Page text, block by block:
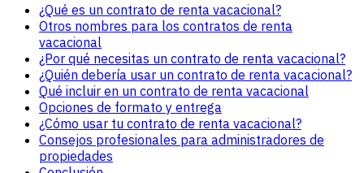
¿Qué es un contrato de renta vacacional?
Otros nombres para los contratos de renta
vacacional
¿Por qué necesitas un contrato de renta vacacional?
¿Quién debería usar un contrato de renta vacacional?
Qué incluir en un contrato de renta vacacional
Opciones de formato y entrega
¿Cómo usar tu contrato de renta vacacional?
Consejos profesionales para administradores de
propiedades